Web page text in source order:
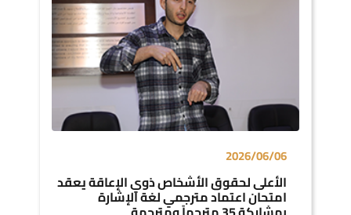
2026/06/06
الأعلى لحقوق الأشخاص ذوي الإعاقة يعقد
امتحان اعتماد مترجمي لغة الإشارة